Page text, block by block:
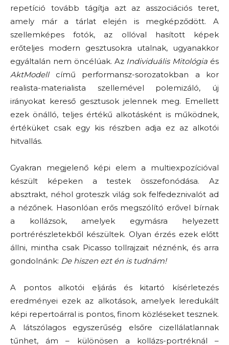
repetíció tovább tágítja azt az asszociációs teret,
amely már a tárlat elején is megképződött. A
szellemképes fotók, az ollóval hasított képek
erőteljes modern gesztusokra utalnak, ugyanakkor
egyáltalán nem öncélúak. Az Individuális Mitológia és
AktModellcímű performansz-sorozatokban a kor
realista-materialista szellemével polemizáló, új
irányokat kereső gesztusok jelennek meg. Emellett
ezek önálló, teljes értékű alkotásként is működnek,
értéküket csak egy kis részben adja ez az alkotói
hitvallás.
Gyakran megjelenő képi elem a multiexpozícióval
készült képeken a testek összefonódása. Az
absztrakt, néhol groteszk világ sok felfedeznivalót ad
a nézőnek. Hasonlóan erős megszólító erővel bírnak
a kollázsok, amelyek egymásra helyezett
portrérészletekből készültek. Olyan érzés ezek előtt
állni, mintha csak Picasso tollrajzait néznénk, és arra
gondolnánk: De hiszen ezt én is tudnám!
A pontos alkotói eljárás és kitartó kísérletezés
eredményei ezek az alkotások, amelyek leredukált
képi repertoárral is pontos, finom közléseket tesznek.
A látszólagos egyszerűség elsőre cizellálatlannak
tűnhet, ám – különösen a kollázs-portréknál –